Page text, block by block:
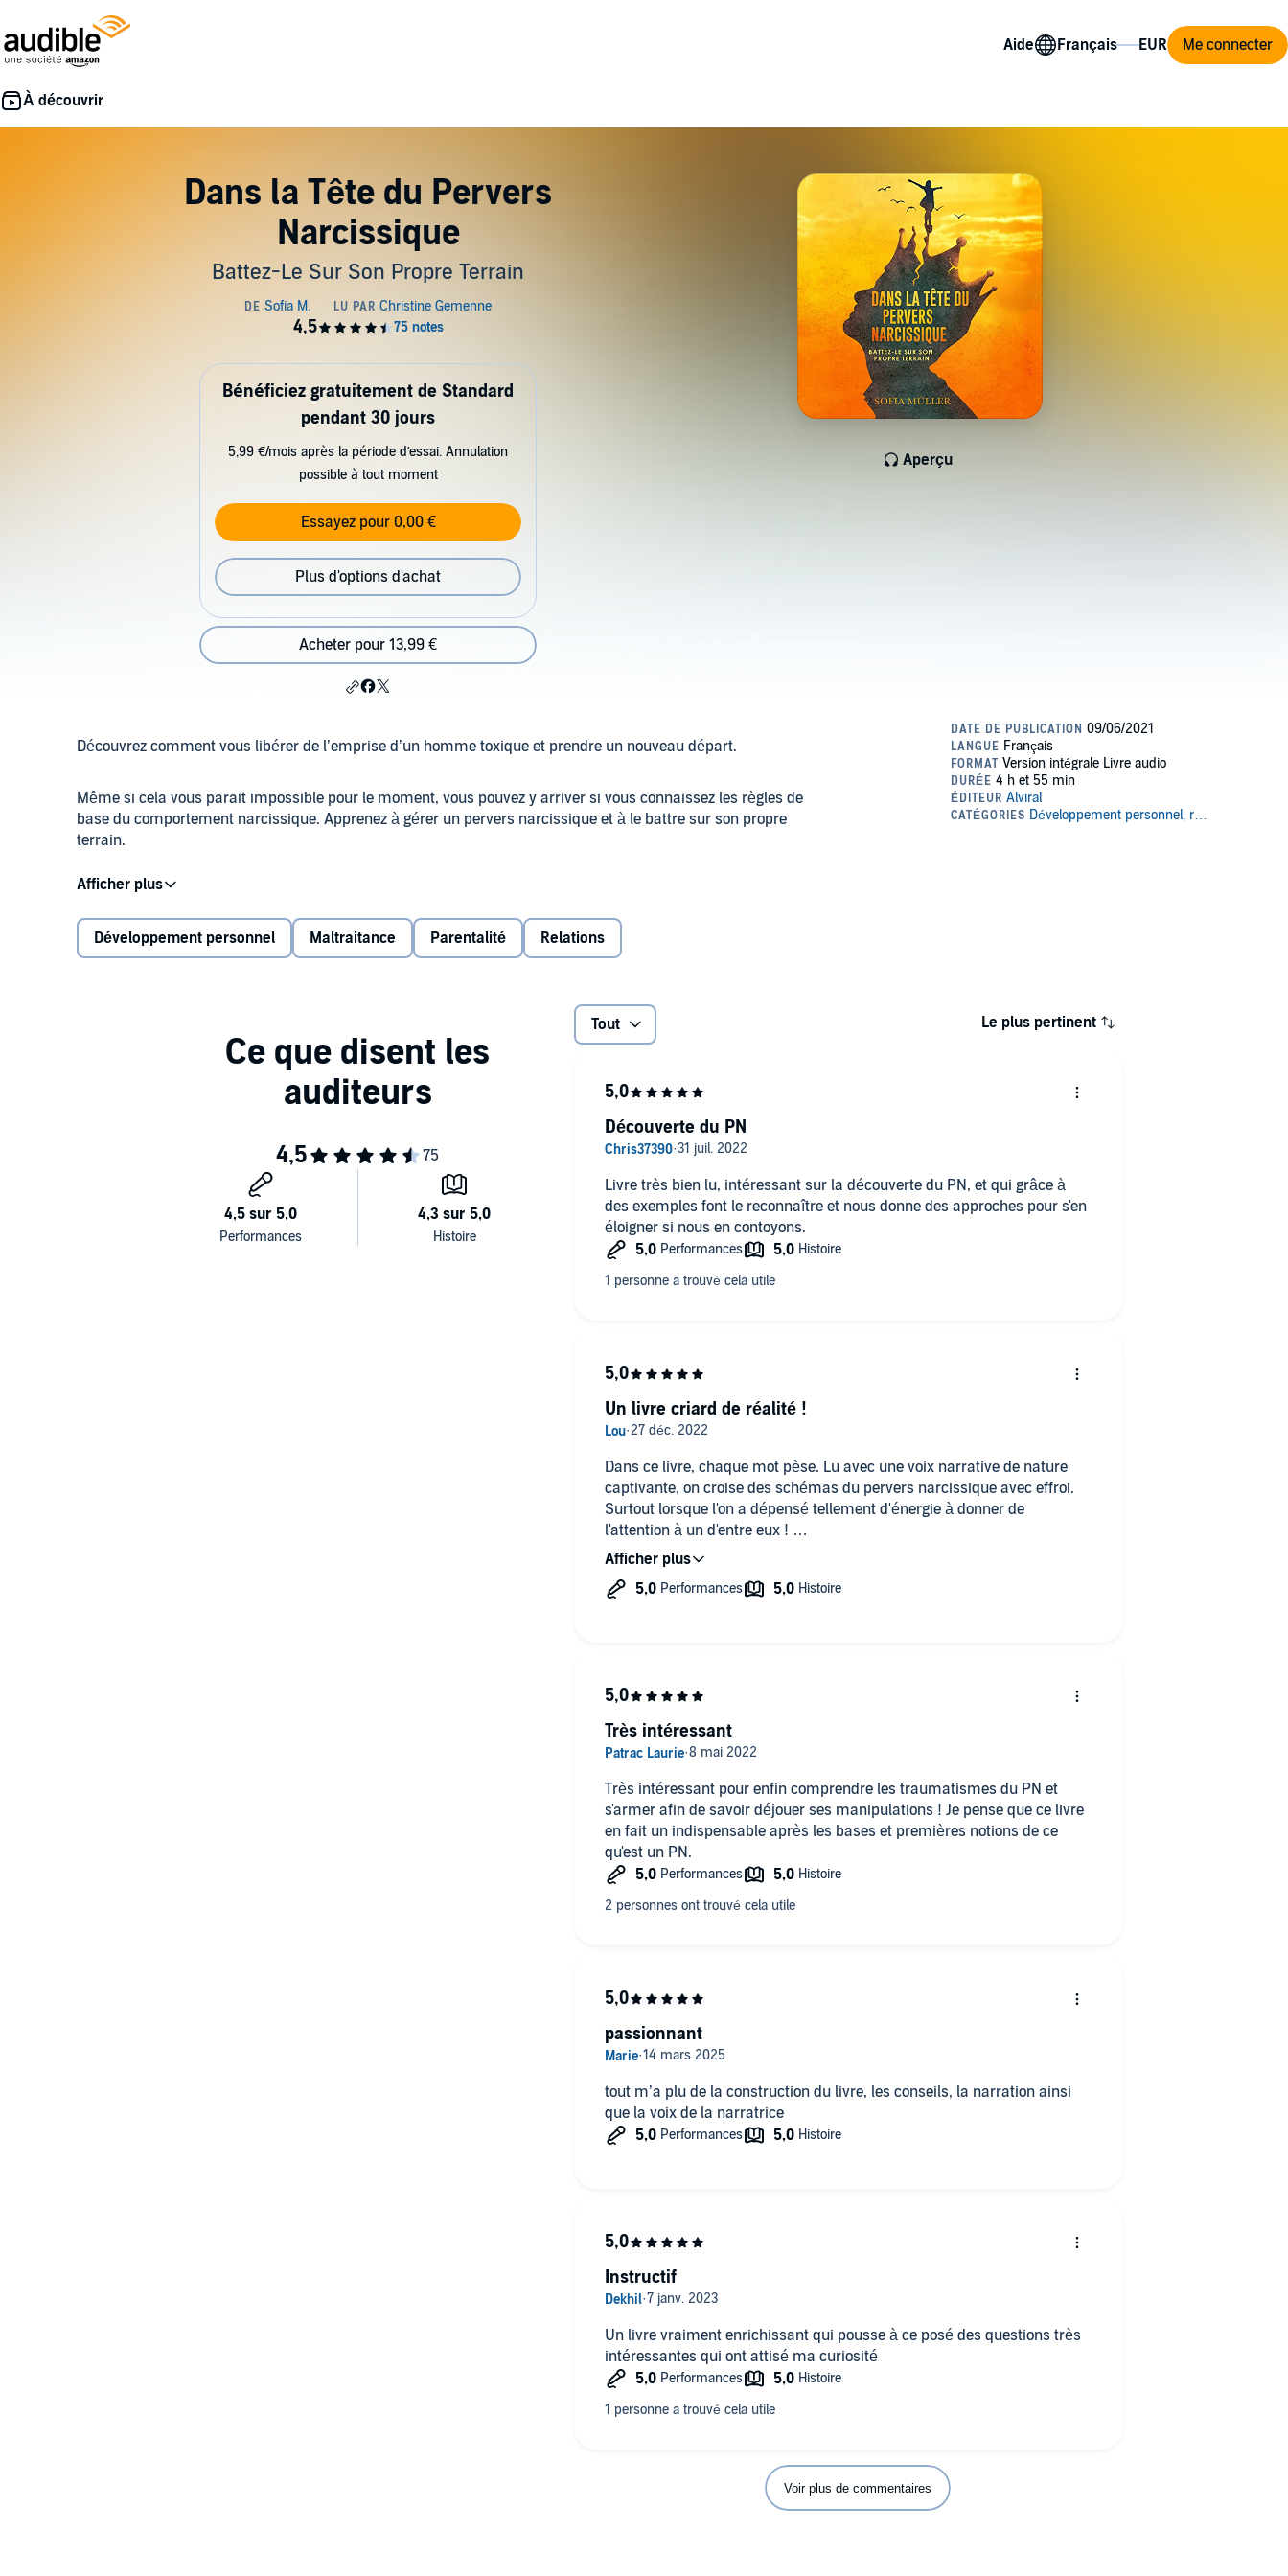
Aide Me connecter
Dans la Tête du Pervers
Narcissique
Battez-Le Sur Son Propre Terrain
Aperçu
Bénéficiez gratuitement de Standard
pendant 30 jours
5,99 €/mois après la période d’essai. Annulation
possible à tout moment
Essayez pour 0,00 €
Plus d'options d'achat
Acheter pour 13,99 €
Découvrez comment vous libérer de l’emprise d’un homme toxique et prendre un nouveau départ.
Même si cela vous parait impossible pour le moment, vous pouvez y arriver si vous connaissez les règles de
base du comportement narcissique. Apprenez à gérer un pervers narcissique et à le battre sur son propre
terrain.
Je n’aurais jamais cru pouvoir ouvrir mon cœur comme je l’ai fait dans ce livre audio. Mais je voulais que le
plus grand nombre de femmes puissent apprendre de mes erreurs, les éviter ou guérir de cette relation
comme je l’ai fait.
Mon cheminement vers la guérison a fait de moi une tout autre personne. Je n’ai plus peur et je suis prête à
répondre de mes actes et à vivre la vie que j’ai méritée - et vous aussi, vous en êtes capable.
©2020 Alviral (P)2021 Alviral
Développement personnel Maltraitance Parentalité Relations
Tout Le plus pertinent
Livre très bien lu, intéressant sur la découverte du PN, et qui grâce à
des exemples font le reconnaître et nous donne des approches pour s'en
éloigner si nous en contoyons.
Découverte du PN
Dans ce livre, chaque mot pèse. Lu avec une voix narrative de nature
captivante, on croise des schémas du pervers narcissique avec effroi.
Surtout lorsque l'on a dépensé tellement d'énergie à donner de
l'attention à un d'entre eux !
Et, paradoxalement, c'est avec un grand soulagement de savoir que tout
ce que l'on a observé chez l'autre est tristement réel !
À nous de guérir des blessures qu'il a causées, sereinement...
Un livre criard de réalité !
Très intéressant pour enfin comprendre les traumatismes du PN et
s'armer afin de savoir déjouer ses manipulations ! Je pense que ce livre
en fait un indispensable après les bases et premières notions de ce
qu'est un PN.
Très intéressant
tout m’a plu de la construction du livre, les conseils, la narration ainsi
que la voix de la narratrice
passionnant
Un livre vraiment enrichissant qui pousse à ce posé des questions très
intéressantes qui ont attisé ma curiosité
Instructif
Voir plus de commentaires